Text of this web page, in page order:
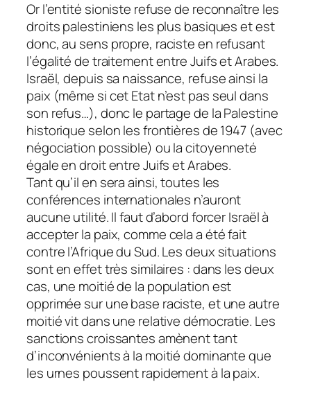
Or l’entité sioniste refuse de reconnaître les
droits palestiniens les plus basiques et est
donc, au sens propre, raciste en refusant
l’égalité de traitement entre Juifs et Arabes.
Israël, depuis sa naissance, refuse ainsi la
paix (même si cet Etat n’est pas seul dans
son refus…), donc le partage de la Palestine
historique selon les frontières de 1947 (avec
négociation possible) ou la citoyenneté
égale en droit entre Juifs et Arabes.
Tant qu’il en sera ainsi, toutes les
conférences internationales n’auront
aucune utilité. Il faut d’abord forcer Israël à
accepter la paix, comme cela a été fait
contre l’Afrique du Sud. Les deux situations
sont en effet très similaires : dans les deux
cas, une moitié de la population est
opprimée sur une base raciste, et une autre
moitié vit dans une relative démocratie. Les
sanctions croissantes amènent tant
d’inconvénients à la moitié dominante que
les urnes poussent rapidement à la paix.